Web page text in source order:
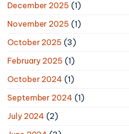
December 2025 (1)
November 2025 (1)
October 2025 (3)
February 2025 (1)
October 2024 (1)
September 2024 (1)
July 2024 (2)